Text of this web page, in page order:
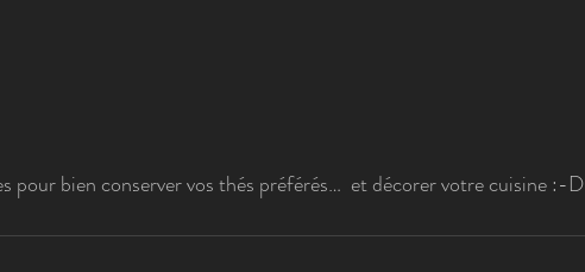
pour bien conserver vos thés préférés…  et décorer votre cuisine :-D